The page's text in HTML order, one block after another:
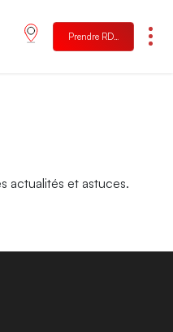
Prendre RDV
Menu
actualités et astuces.